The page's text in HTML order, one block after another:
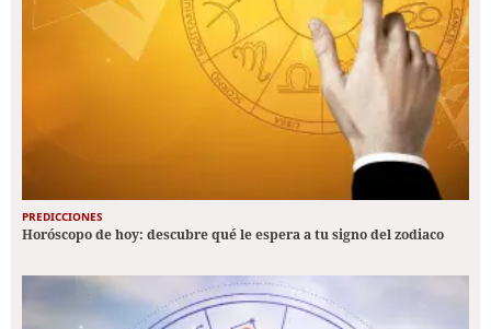
PREDICCIONES
Horóscopo de hoy: descubre qué le espera a tu signo del zodiaco